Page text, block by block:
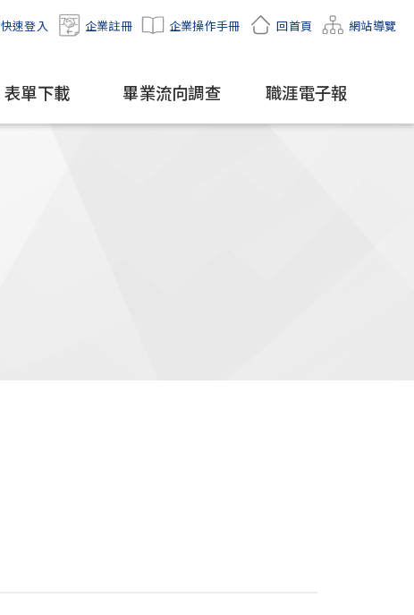
快速登入 企業註冊 企業操作手冊 回首頁 網站導覽
表單下載 畢業流向調查 職涯電子報